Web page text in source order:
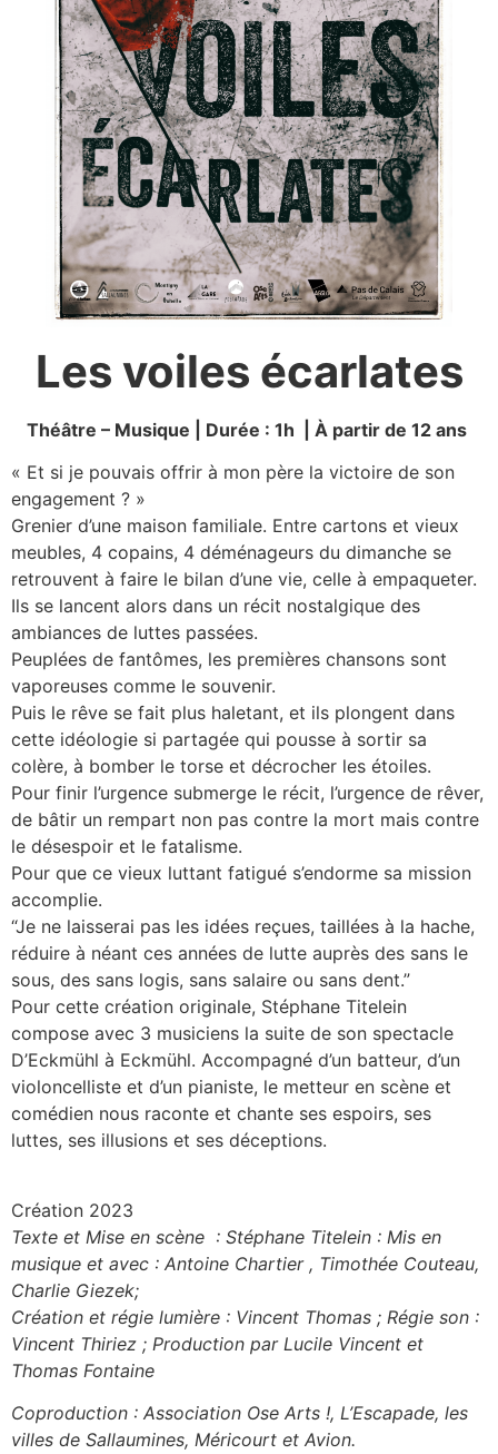
Les voiles écarlates
Théâtre – Musique | Durée : 1h | À partir de 12 ans
« Et si je pouvais offrir à mon père la victoire de son
engagement ? »
Grenier d’une maison familiale. Entre cartons et vieux
meubles, 4 copains, 4 déménageurs du dimanche se
retrouvent à faire le bilan d’une vie, celle à empaqueter.
Ils se lancent alors dans un récit nostalgique des
ambiances de luttes passées.
Peuplées de fantômes, les premières chansons sont
vaporeuses comme le souvenir.
Puis le rêve se fait plus haletant, et ils plongent dans
cette idéologie si partagée qui pousse à sortir sa
colère, à bomber le torse et décrocher les étoiles.
Pour finir l’urgence submerge le récit, l’urgence de rêver,
de bâtir un rempart non pas contre la mort mais contre
le désespoir et le fatalisme.
Pour que ce vieux luttant fatigué s’endorme sa mission
accomplie.
“Je ne laisserai pas les idées reçues, taillées à la hache,
réduire à néant ces années de lutte auprès des sans le
sous, des sans logis, sans salaire ou sans dent.”
Pour cette création originale, Stéphane Titelein
compose avec 3 musiciens la suite de son spectacle
D’Eckmühl à Eckmühl. Accompagné d’un batteur, d’un
violoncelliste et d’un pianiste, le metteur en scène et
comédien nous raconte et chante ses espoirs, ses
luttes, ses illusions et ses déceptions.
Création 2023
Texte et Mise en scène : Stéphane Titelein : Mis en
musique et avec : Antoine Chartier , Timothée Couteau,
Charlie Giezek;
Création et régie lumière : Vincent Thomas ; Régie son :
Vincent Thiriez ; Production par Lucile Vincent et
Thomas Fontaine
Coproduction : Association Ose Arts !, L’Escapade, les
villes de Sallaumines, Méricourt et Avion.